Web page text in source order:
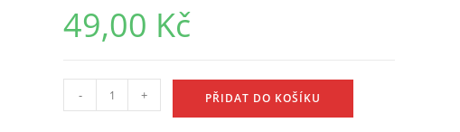
49,00 Kč
STADION
S11
- + PŘIDAT DO KOŠÍKU